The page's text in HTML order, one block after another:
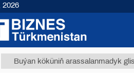
köküniň arassalanmadyk glisirrizin
2026